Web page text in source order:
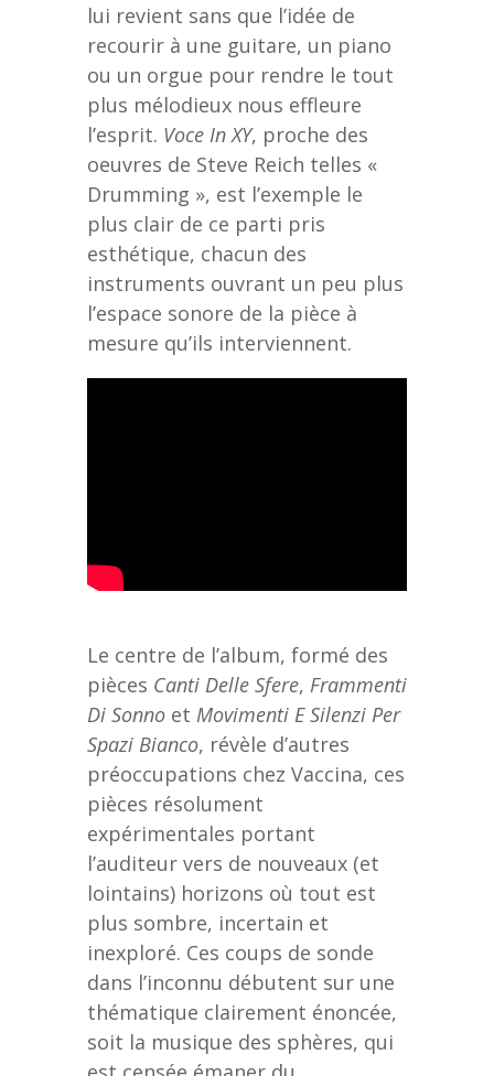
lui revient sans que l’idée de
recourir à une guitare, un piano
ou un orgue pour rendre le tout
plus mélodieux nous effleure
l’esprit. Voce In XY, proche des
oeuvres de Steve Reich telles «
Drumming », est l’exemple le
plus clair de ce parti pris
esthétique, chacun des
instruments ouvrant un peu plus
l’espace sonore de la pièce à
mesure qu’ils interviennent.
Le centre de l’album, formé des
pièces Canti Delle Sfere, Frammenti
Di Sonno et Movimenti E Silenzi Per
Spazi Bianco, révèle d’autres
préoccupations chez Vaccina, ces
pièces résolument
expérimentales portant
l’auditeur vers de nouveaux (et
lointains) horizons où tout est
plus sombre, incertain et
inexploré. Ces coups de sonde
dans l’inconnu débutent sur une
thématique clairement énoncée,
soit la musique des sphères, qui